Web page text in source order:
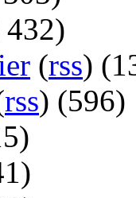
(rss)
rss) (596)